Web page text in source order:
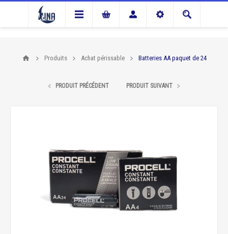
Produits Achat périssable Batteries AA paquet de 24
PRODUIT PRÉCÉDENT PRODUIT SUIVANT